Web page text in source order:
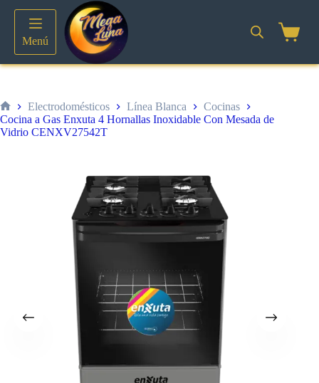
contenido
Menú
Inicio
Electrodomésticos Línea Blanca
Cocinas
Cocina a Gas Enxuta 4 Hornallas Inoxidable Con Mesada de
Vidrio CENXV27542T